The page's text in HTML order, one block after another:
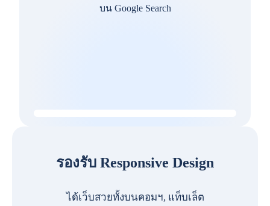
บน Google Search
รองรับ Responsive Design
ได้เว็บสวยทั้งบนคอมฯ, แท็บเล็ต